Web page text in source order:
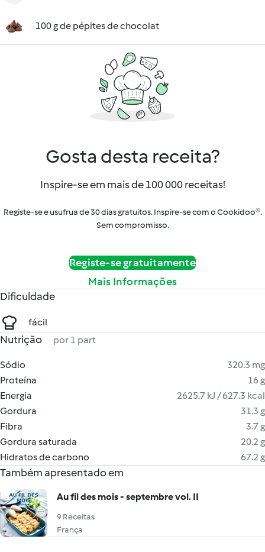
100 g de pépites de chocolat
Gosta desta receita?
Inspire-se em mais de 100 000 receitas!
Registe-se e usufrua de 30 dias gratuitos. Inspire-se com o Cookidoo®.
Sem compromisso.
Registe-se gratuitamente
Mais Informações
Dificuldade
fácil
Nutrição por 1 part
Sódio
320.3 mg
Proteína
16 g
Energia
2625.7 kJ / 627.3 kcal
Gordura
31.3 g
Fibra
3.7 g
Gordura saturada
20.2 g
Hidratos de carbono
67.2 g
Também apresentado em
Au fil des mois - septembre vol. II
9 Receitas
França